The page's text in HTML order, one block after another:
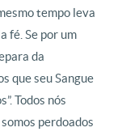
tempo leva
fé. Se por um
da
que seu Sangue
Todos nós
perdoados